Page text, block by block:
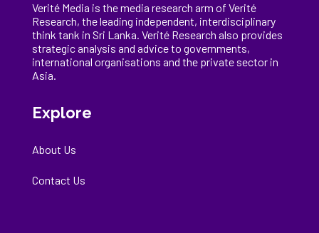
Verité Media is the media research arm of Verité
Research, theleading independent, interdisciplinary
think tank in Sri Lanka. Verité Research also provides
strategic analysis and advice to governments,
international organisations and the private sector in
Asia.
Explore
About Us
Contact Us